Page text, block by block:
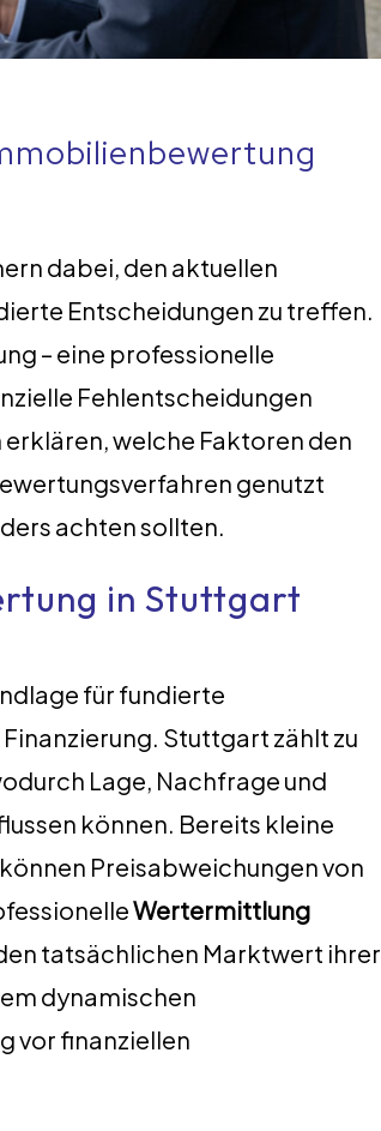
dabei, den aktuellen
Entscheidungen zu treffen.
– eine professionelle
Fehlentscheidungen
welche Faktoren den
genutzt
achten sollten.
in Stuttgart
für fundierte
Stuttgart zählt zu
Lage, Nachfrage und
können. Bereits kleine
Preisabweichungen von
Wertermittlung
tatsächlichen Marktwert ihrer
dynamischen
vor finanziellen